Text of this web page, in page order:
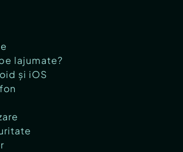
lajumate?
și iOS